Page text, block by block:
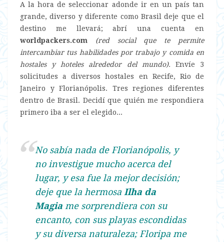
A la hora de seleccionar adonde ir en un país tan
grande, diverso y diferente como Brasil deje que el
destino me llevará; abrí una cuenta en
worldpackers.com
(red social que te permite
intercambiar tus habilidades por trabajo y comida en
hostales y hoteles alrededor del mundo). Envíe 3
solicitudes a diversos hostales en Recife, Rio de
Janeiro y Florianópolis. Tres regiones diferentes
dentro de Brasil. Decidí que quién me respondiera
primero iba a ser el elegido...
No sabía nada de Florianópolis, y
no investigue mucho acerca del
lugar, y esa fue la mejor decisión;
deje que la hermosa Ilha da
Magia me sorprendiera con su
encanto, con sus playas escondidas
y su diversa naturaleza; Floripa me